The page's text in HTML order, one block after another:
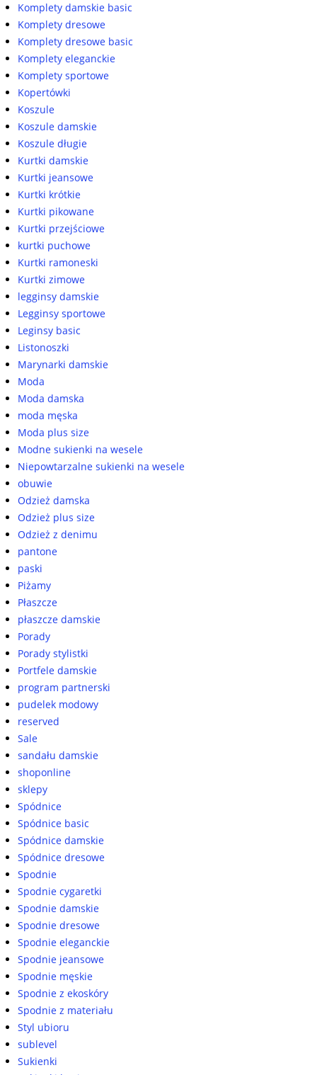
Komplety damskie basic
Komplety dresowe
Komplety dresowe basic
Komplety eleganckie
Komplety sportowe
Kopertówki
Koszule
Koszule damskie
Koszule długie
Kurtki damskie
Kurtki jeansowe
Kurtki krótkie
Kurtki pikowane
Kurtki przejściowe
kurtki puchowe
Kurtki ramoneski
Kurtki zimowe
legginsy damskie
Legginsy sportowe
Leginsy basic
Listonoszki
Marynarki damskie
Moda
Moda damska
moda męska
Moda plus size
Modne sukienki na wesele
Niepowtarzalne sukienki na wesele
obuwie
Odzież damska
Odzież plus size
Odzież z denimu
pantone
paski
Piżamy
Płaszcze
płaszcze damskie
Porady
Porady stylistki
Portfele damskie
program partnerski
pudelek modowy
reserved
Sale
sandału damskie
shoponline
sklepy
Spódnice
Spódnice basic
Spódnice damskie
Spódnice dresowe
Spodnie
Spodnie cygaretki
Spodnie damskie
Spodnie dresowe
Spodnie eleganckie
Spodnie jeansowe
Spodnie męskie
Spodnie z ekoskóry
Spodnie z materiału
Styl ubioru
sublevel
Sukienki